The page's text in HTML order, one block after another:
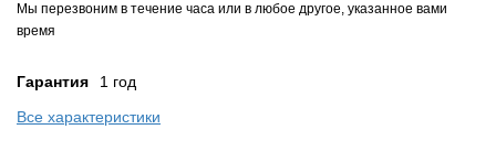
Мы перезвоним в течение часа или в любое другое, указанное вами
время
Гарантия
1 год
Все характеристики